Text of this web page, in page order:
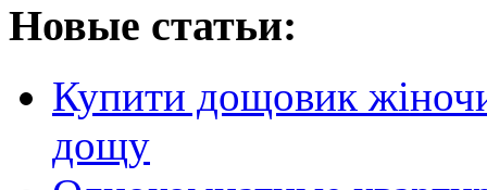
Новые статьи:
Купити дощовик
дощу